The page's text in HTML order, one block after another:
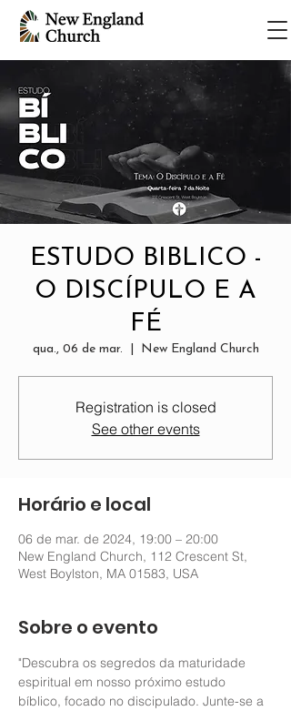
ESTUDO BIBLICO -
O DISCÍPULO E A
FÉ
qua., 06 de mar. New England Church
Registration is closed
See other events
Horário e local
06 de mar. de 2024, 19:00 – 20:00
New England Church, 112 Crescent St,
West Boylston, MA 01583, USA
Sobre o evento
"Descubra os segredos da maturidade
espiritual em nosso próximo estudo
bíblico, focado no discipulado. Junte-se a